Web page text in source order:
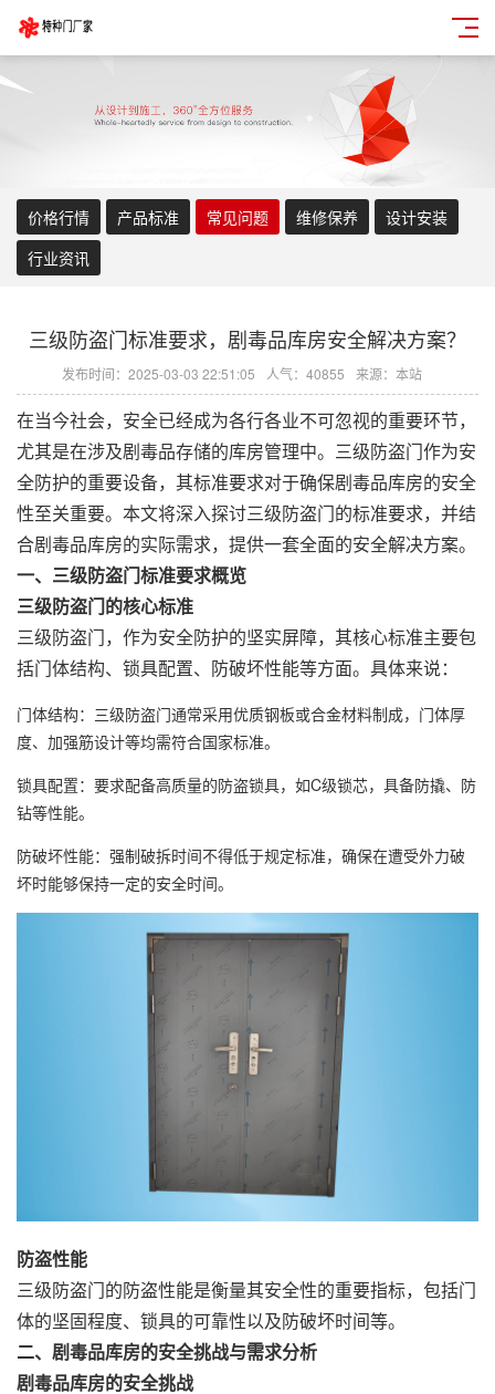
价格行情 产品标准 常见问题 维修保养
设计安装
行业资讯
三级防盗门标准要求，剧毒品库房安全解决方案？
发布时间：2025-03-03 22:51:05 人气：40855 来源：本站
在当今社会，安全已经成为各行各业不可忽视的重要环节，
尤其是在涉及剧毒品存储的库房管理中。三级防盗门作为安
全防护的重要设备，其标准要求对于确保剧毒品库房的安全
性至关重要。本文将深入探讨三级防盗门的标准要求，并结
合剧毒品库房的实际需求，提供一套全面的安全解决方案。
一、三级防盗门标准要求概览
三级防盗门的核心标准
三级防盗门，作为安全防护的坚实屏障，其核心标准主要包
括门体结构、锁具配置、防破坏性能等方面。具体来说：
门体结构‌：三级防盗门通常采用优质钢板或合金材料制成，门体厚
度、加强筋设计等均需符合国家标准。
锁具配置‌：要求配备高质量的防盗锁具，如C级锁芯，具备防撬、防
钻等性能。
防破坏性能‌：强制破拆时间不得低于规定标准，确保在遭受外力破
坏时能够保持一定的安全时间。
防盗性能
三级防盗门的防盗性能是衡量其安全性的重要指标，包括门
体的坚固程度、锁具的可靠性以及防破坏时间等。
二、剧毒品库房的安全挑战与需求分析
剧毒品库房的安全挑战